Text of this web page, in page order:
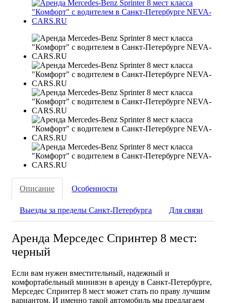
Описание Особенности
Выезды за пределы Санкт-Петербурга Для связи
Аренда Мерседес Спринтер 8 мест:
черный
Если вам нужен вместительный, надежный и
комфортабельный минивэн в аренду в Санкт-Петербурге,
Мерседес Спринтер 8 мест может стать по праву лучшим
вариантом. И именно такой автомобиль мы предлагаем